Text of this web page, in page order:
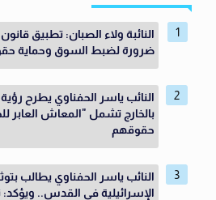
النائبة ولاء الصبان: تطبيق
ضرورة لضبط السوق وحماية
النائب ياسر الحفناوي يطرح
بالخارج تشمل "المعاش العابر
حقوقهم
النائب ياسر الحفناوي يطالب
الإسرائيلية في القدس..